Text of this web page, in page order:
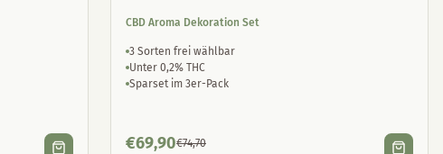
CBD Aroma Dekoration Set
3 Sorten frei wählbar
Unter 0,2% THC
Sparset im 3er-Pack
€69,90€74,70